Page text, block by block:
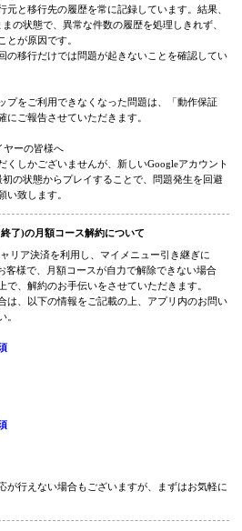
を多数お寄せいただいております。
おりますが、いずれも利用規約違反に該当する
通点
で、移行コードを第3者へ渡し、アカウントを共
止事項に該当いたします。
行元と移行先の履歴を常に記録しています。結
まの状態で、異常な件数の履歴を処理しきれず
ことが原因です。
回の移行だけでは問題が起きないことを確認し
ップをご利用できなくなった問題は、「動作保
確にご報告させていただきます。
だくしかございませんが、新しいGoogleアカウ
最初の状態からプレイすることで、問題発生を回
願い致します。
終了)の月額コース解約について
ャリア決済を利用し、マイメニュー引き継ぎに
お客様で、月額コースが自力で解除できない場
合は、以下の情報をご記載の上、アプリ内のお
い。